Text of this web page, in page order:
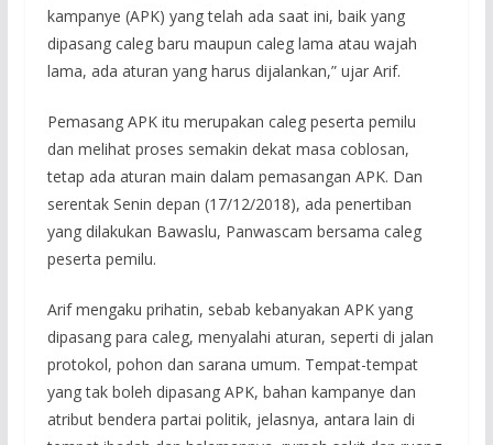
kampanye (APK) yang telah ada saat ini, baik yang
dipasang caleg baru maupun caleg lama atau wajah
lama, ada aturan yang harus dijalankan,” ujar Arif.
Pemasang APK itu merupakan caleg peserta pemilu
dan melihat proses semakin dekat masa coblosan,
tetap ada aturan main dalam pemasangan APK. Dan
serentak Senin depan (17/12/2018), ada penertiban
yang dilakukan Bawaslu, Panwascam bersama caleg
peserta pemilu.
Arif mengaku prihatin, sebab kebanyakan APK yang
dipasang para caleg, menyalahi aturan, seperti di jalan
protokol, pohon dan sarana umum. Tempat-tempat
yang tak boleh dipasang APK, bahan kampanye dan
atribut bendera partai politik, jelasnya, antara lain di